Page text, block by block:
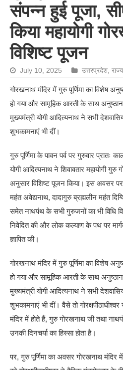
संपन्न हुई पूजा,
किया महायोगी
विशिष्ट पूजन
July 10, 2025 उत्तरप्रदेश ,राज्य
गोरखनाथ मंदिर में गुरु पूर्णिमा का विशेष
हो गया और सामूहिक आरती के साथ अनुष्ठान
मुख्यमंत्री योगी आदित्यनाथ ने सभी
शुभकामनाएं भी दीं।
गुरु पूर्णिमा के पावन पर्व पर गुरुवार प्रातः
योगी आदित्यनाथ ने शिवावतार महायोगी
अनुसार विशिष्ट पूजन किया। इस अवसर
महंत अवेद्यनाथ, दादागुरु ब्रह्मलीन महंत
समेत नाथपंथ के सभी गुरुजनों का भी विधि
निवेदित की और लोक कल्याण के पथ पर
ज्ञापित की।
गोरखनाथ मंदिर में गुरु पूर्णिमा का विशेष
हो गया और सामूहिक आरती के साथ अनुष्ठान
मुख्यमंत्री योगी आदित्यनाथ ने सभी
शुभकामनाएं भी दीं। वैसे तो
मंदिर में होते हैं, गुरु गोरखनाथ जी तथा
उनकी दिनचर्या का हिस्सा होता है।
पर, गुरु पूर्णिमा का अवसर गोरखनाथ मंदिर